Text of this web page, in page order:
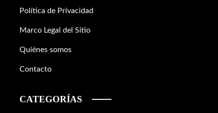
Política de Privacidad
Marco Legal del Sitio
Quiénes somos
Contacto
CATEGORÍAS